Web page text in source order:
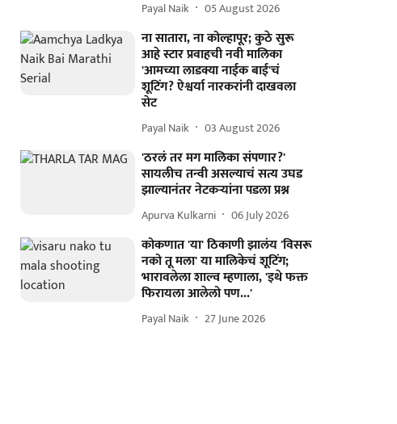
Payal Naik 05 August 2026
ना सातारा, ना कोल्हापूर; कुठे सुरू
आहे स्टार प्रवाहची नवी मालिका
'आमच्या लाडक्या नाईक बाई'चं
शूटिंग? ऐश्वर्या नारकरांनी दाखवला
सेट
Payal Naik 03 August 2026
'ठरलं तर मग मालिका संपणार?'
सायलीच तन्वी असल्याचं सत्य उघड
झाल्यानंतर नेटकऱ्यांना पडला प्रश्न
Apurva Kulkarni 06 July 2026
कोकणात 'या' ठिकाणी झालंय 'विसरू
नको तू मला' या मालिकेचं शूटिंग;
भारावलेला शाल्व म्हणाला, 'इथे फक्त
फिरायला आलेलो पण...'
Payal Naik 27 June 2026